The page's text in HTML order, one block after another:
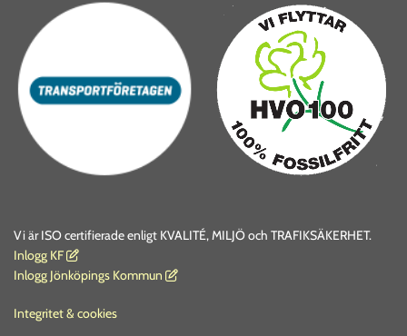
Vi är ISO certifierade enligt KVALITÉ, MILJÖ och TRAFIKSÄKERHET.
Inlogg KF 
Inlogg Jönköpings Kommun 
Integritet & cookies